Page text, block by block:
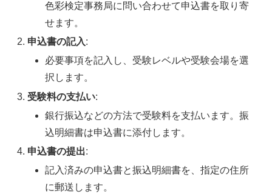
色彩検定事務局に問い合わせて申込書を取り寄
せます。
申込書の記入:
必要事項を記入し、受験レベルや受験会場を選
択します。
受験料の支払い:
銀行振込などの方法で受験料を支払います。振
込明細書は申込書に添付します。
申込書の提出:
記入済みの申込書と振込明細書を、指定の住所
に郵送します。